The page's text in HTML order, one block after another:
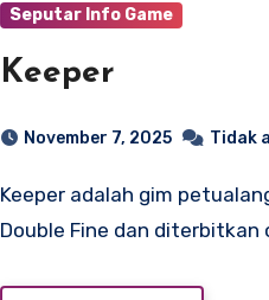
Seputar Info Game
Keeper
November 7, 2025 Tidak
Keeper adalah gim petualangan yang dikembangkan oleh
Double Fine dan diterbitkan